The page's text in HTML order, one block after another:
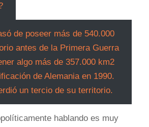
de poseer más de 540.000
antes de la Primera Guerra
algo más de 357.000 km2
de Alemania en 1990.
un tercio de su territorio.
hablando es muy